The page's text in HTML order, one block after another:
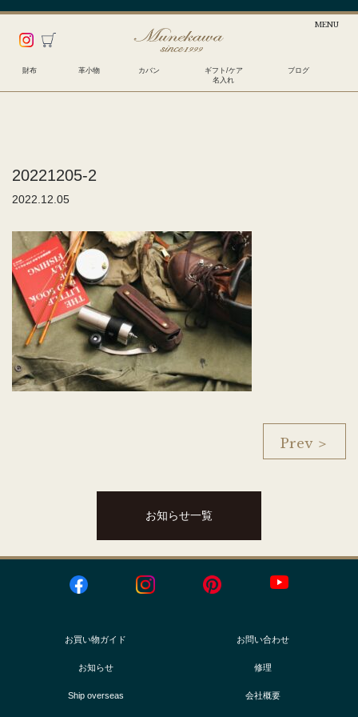
財布 革小物 カバン
ギフト/ケア
名入れ
ブログ
20221205-2
2022.12.05
Prev ＞
お知らせ一覧
お買い物ガイド お問い合わせ
お知らせ 修理
Ship overseas 会社概要